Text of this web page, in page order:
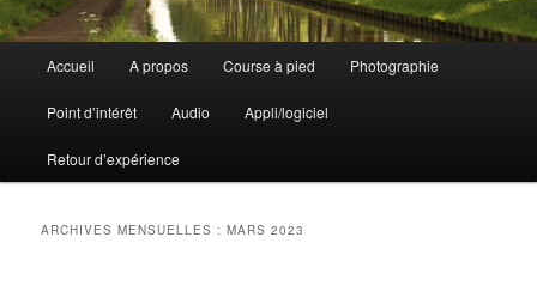
principal
Accueil A propos Course à pied Photographie
Point d’intérêt Audio Appli/logiciel
Retour d’expérience
ARCHIVES MENSUELLES :MARS 2023